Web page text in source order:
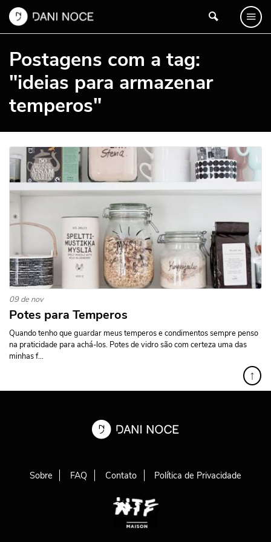
Postagens com a tag:
"ideias para armazenar
temperos"
09 de nov
Potes para Temperos
Quando tenho que guardar meus temperos e condimentos sempre penso
na praticidade para achá-los. Potes de vidro são com certeza uma das
minhas f...
↑
Sobre FAQ Contato Política de Privacidade